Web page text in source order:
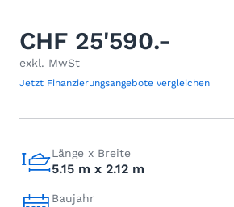
CHF 25'590.-
exkl. MwSt
Jetzt Finanzierungsangebote vergleichen
Länge x Breite
5.15 m x 2.12 m
Baujahr